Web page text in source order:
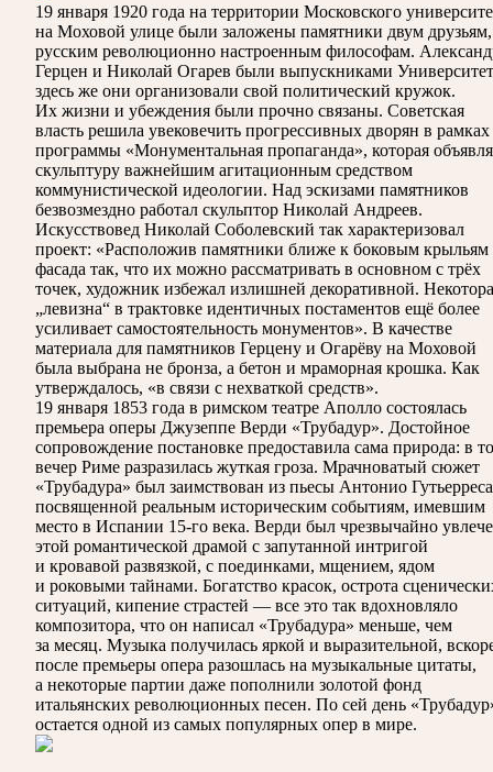
19 января 1920 года на территории Московского
на Моховой улице были заложены памятники двум друзьям,
русским революционно настроенным философам.
Герцен и Николай Огарев были выпускниками
здесь же они организовали свой политический кружок.
Их жизни и убеждения были прочно связаны. Советская
власть решила увековечить прогрессивных дворян в рамках
программы «Монументальная пропаганда», которая
скульптуру важнейшим агитационным средством
коммунистической идеологии. Над эскизами памятников
безвозмездно работал скульптор Николай Андреев.
Искусствовед Николай Соболевский так характеризовал
проект: «Расположив памятники ближе к боковым крыльям
фасада так, что их можно рассматривать в основном с трёх
точек, художник избежал излишней декоративной.
„левизна“ в трактовке идентичных постаментов ещё более
усиливает самостоятельность монументов». В качестве
материала для памятников Герцену и Огарёву на Моховой
была выбрана не бронза, а бетон и мраморная крошка. Как
утверждалось, «в связи с нехваткой средств».
19 января 1853 года в римском театре Аполло состоялась
премьера оперы Джузеппе Верди «Трубадур». Достойное
сопровождение постановке предоставила сама природа: в
вечер Риме разразилась жуткая гроза. Мрачноватый сюжет
«Трубадура» был заимствован из пьесы Антонио
посвященной реальным историческим событиям, имевшим
место в Испании 15-го века. Верди был чрезвычайно
этой романтической драмой с запутанной интригой
и кровавой развязкой, с поединками, мщением, ядом
и роковыми тайнами. Богатство красок, острота
ситуаций, кипение страстей — все это так вдохновляло
композитора, что он написал «Трубадура» меньше, чем
за месяц. Музыка получилась яркой и выразительной,
после премьеры опера разошлась на музыкальные цитаты,
а некоторые партии даже пополнили золотой фонд
итальянских революционных песен. По сей день
остается одной из самых популярных опер в мире.